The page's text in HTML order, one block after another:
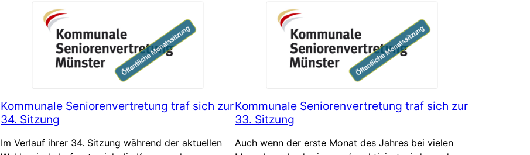
Kommunale Seniorenvertretung traf sich zur
34. Sitzung
Im Verlauf ihrer 34. Sitzung während der aktuellen
Kommunale Seniorenvertretung traf sich zur
33. Sitzung
Auch wenn der erste Monat des Jahres bei vielen